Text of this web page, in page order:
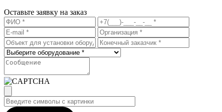
Оставьте заявку на заказ